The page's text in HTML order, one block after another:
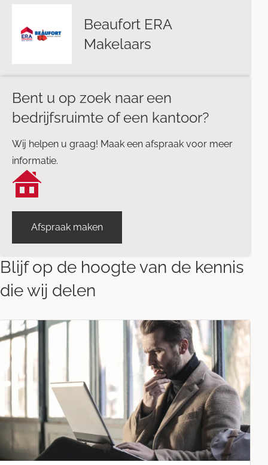
Beaufort ERA
Makelaars
Bent u op zoek naar een
bedrijfsruimte of een kantoor?
Wij helpen u graag! Maak een afspraak voor meer
informatie.
Afspraak maken
Blijf op de hoogte van de kennis
die wij delen